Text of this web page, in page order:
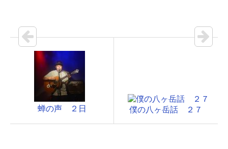
蝉の声 ２日 僕の八ヶ岳話 ２７